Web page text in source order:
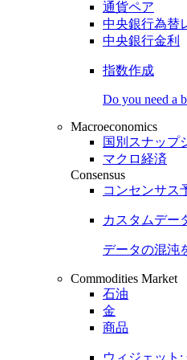
通貨ペア
中央銀行為替
中央銀行金利
指数作成
Do you need a
Macroeconomics
国別スナップ
マクロ経済
Consensus
コンセンサス
カスタムデー
データの混沌
Commodities Market
石油
金
商品
ウィジェット